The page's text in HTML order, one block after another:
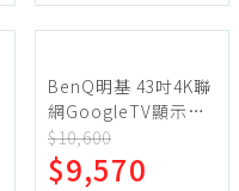
BenQ明基 43吋4K聯
網GoogleTV顯示器
(無安裝)【E43-735】
$10,600
$9,570